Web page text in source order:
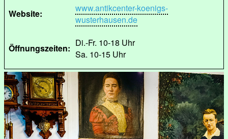
Website:
www.antikcenter-koenigs-
wusterhausen.de
Öffnungszeiten: Di.-Fr. 10-18 Uhr
Sa. 10-15 Uhr